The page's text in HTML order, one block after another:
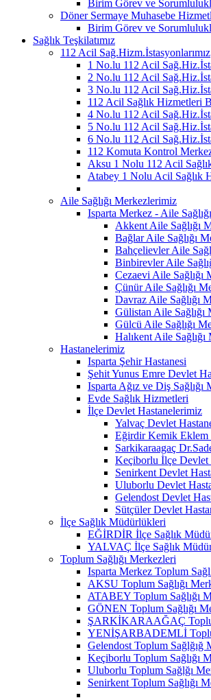
Birim Görev ve
Döner Sermaye Muhasebe
Birim Görev ve
Sağlık Teşkilatımız
112 Acil Sağ.Hizm.İstasyonlarımız
1 No.lu 112 Acil
2 No.lu 112 Acil
3 No.lu 112 Acil
112 Acil Sağlık Hizmetleri
4 No.lu 112 Acil
5 No.lu 112 Acil
6 No.lu 112 Acil
112 Komuta Kontrol
Aksu 1 Nolu 112 Acil
Atabey 1 Nolu Acil Sağlık
Aile Sağlığı Merkezlerimiz
Isparta Merkez - Aile
Akkent Aile Sağlığı
Bağlar Aile Sağlığı
Bahçelievler Aile
Binbirevler Aile
Cezaevi Aile Sağlığı
Çünür Aile Sağlığı
Davraz Aile Sağlığı
Gülistan Aile Sağlığı
Gülcü Aile Sağlığı
Halıkent Aile Sağlığı
Hastanelerimiz
Isparta Şehir Hastanesi
Şehit Yunus Emre Devlet
Isparta Ağız ve Diş Sağlığı
Evde Sağlık Hizmetleri
İlçe Devlet Hastanelerimiz
Yalvaç Devlet
Eğirdir Kemik Eklem
Sarkikaraagaç
Keçiborlu İlçe Devlet
Senirkent Devlet
Uluborlu Devlet
Gelendost Devlet
Sütçüler Devlet
İlçe Sağlık Müdürlükleri
EĞİRDİR İlçe Sağlık
YALVAÇ İlçe Sağlık
Toplum Sağlığı Merkezleri
Isparta Merkez Toplum
AKSU Toplum Sağlığı
ATABEY Toplum Sağlığı
GÖNEN Toplum Sağlığı
ŞARKİKARAAĞAÇ
YENİŞARBADEMLİ
Gelendost Toplum Sağlğığ
Keçiborlu Toplum Sağlığı
Uluborlu Toplum Sağlğı
Senirkent Toplum Sağlığı